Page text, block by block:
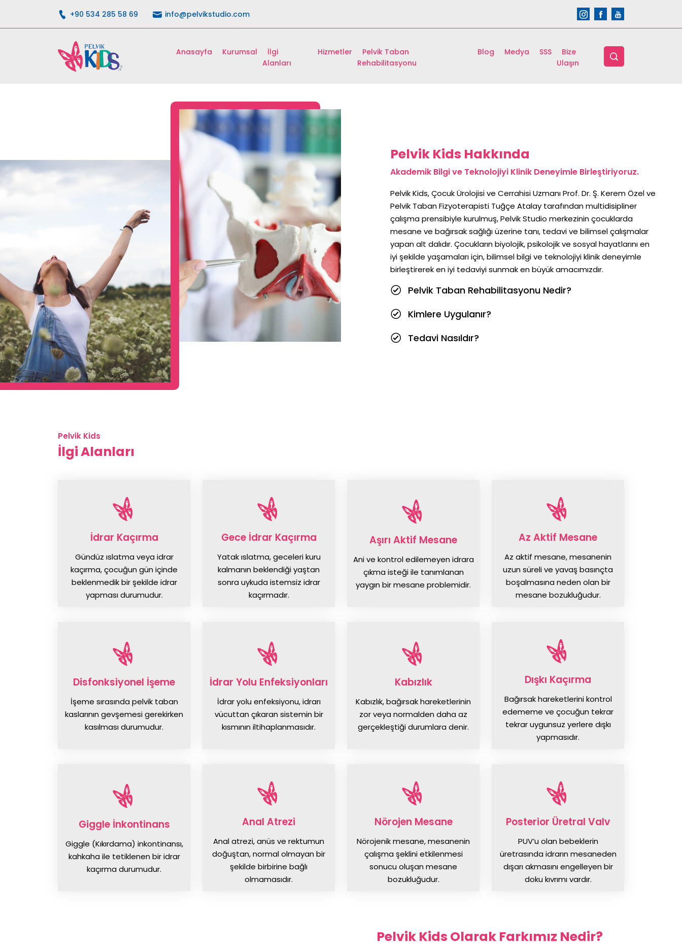
+90 534 285 58 69 info@pelvikstudio.com
Anasayfa Kurumsal
İlgi
Alanları
Hizmetler
Pelvik Taban
Rehabilitasyonu
Blog Medya SSS
Bize
Ulaşın
Pelvik Kids Hakkında
Akademik Bilgi ve Teknolojiyi Klinik Deneyimle Birleştiriyoruz.
Pelvik Kids, Çocuk Ürolojisi ve Cerrahisi Uzmanı Prof. Dr. Ş. Kerem Özel ve
Pelvik Taban Fizyoterapisti Tuğçe Atalay tarafından multidisipliner
çalışma prensibiyle kurulmuş, Pelvik Studio merkezinin çocuklarda
mesane ve bağırsak sağlığı üzerine tanı, tedavi ve bilimsel çalışmalar
yapan alt dalıdır. Çocukların biyolojik, psikolojik ve sosyal hayatlarını en
iyi şekilde yaşamaları için, bilimsel bilgi ve teknolojiyi klinik deneyimle
birleştirerek en iyi tedaviyi sunmak en büyük amacımızdır.
Pelvik Taban Rehabilitasyonu Nedir?
Kimlere Uygulanır?
Tedavi Nasıldır?
Pelvik Kids
İlgi Alanları
İdrar Kaçırma
Gündüz ıslatma veya idrar
kaçırma, çocuğun gün içinde
beklenmedik bir şekilde idrar
yapması durumudur.
Gece İdrar Kaçırma
Yatak ıslatma, geceleri kuru
kalmanın beklendiği yaştan
sonra uykuda istemsiz idrar
kaçırmadır.
Aşırı Aktif Mesane
Ani ve kontrol edilemeyen idrara
çıkma isteği ile tanımlanan
yaygın bir mesane problemidir.
Az Aktif Mesane
Az aktif mesane, mesanenin
uzun süreli ve yavaş basınçta
boşalmasına neden olan bir
mesane bozukluğudur.
Disfonksiyonel İşeme
İşeme sırasında pelvik taban
kaslarının gevşemesi gerekirken
kasılması durumudur.
İdrar Yolu Enfeksiyonları
İdrar yolu enfeksiyonu, idrarı
vücuttan çıkaran sistemin bir
kısmının iltihaplanmasıdır.
Kabızlık
Kabızlık, bağırsak hareketlerinin
zor veya normalden daha az
gerçekleştiği durumlara denir.
Dışkı Kaçırma
Bağırsak hareketlerini kontrol
edememe ve çocuğun tekrar
tekrar uygunsuz yerlere dışkı
yapmasıdır.
Giggle İnkontinans
Giggle (Kıkırdama) inkontinansı,
kahkaha ile tetiklenen bir idrar
kaçırma durumudur.
Anal Atrezi
Anal atrezi, anüs ve rektumun
doğuştan, normal olmayan bir
şekilde birbirine bağlı
olmamasıdır.
Nörojen Mesane
Nörojenik mesane, mesanenin
çalışma şeklini etkilenmesi
sonucu oluşan mesane
bozukluğudur.
Posterior Üretral Valv
PUV’u olan bebeklerin
üretrasında idrarın mesaneden
dışarı akmasını engelleyen bir
doku kıvrımı vardır.
Pelvik Kids Olarak Farkımız Nedir?